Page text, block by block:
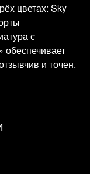
цветах: Sky
с
и точен.